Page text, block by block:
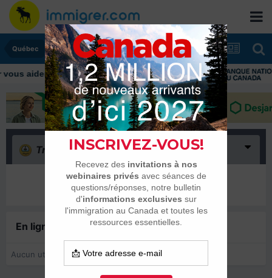
Québec
aider tout au long de votre transition
Triste (0)
Il n’y a encore rien ici
En ligne récemment0 membre est en ligne
Aucun utilisateur enregistré regarde cette page.